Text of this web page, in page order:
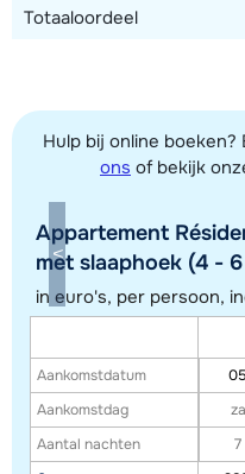
Toon alle
Deze kaart geeft een indicatie
exacte locatie kan enigszins
Totaaloordeel
Hulp bij online boeken?
ons of bekijk
Appartement
met slaaphoek (4 -
in euro's, per persoon,
Aankomstdatum
Aankomstdag
Aantal nachten
05
za
7